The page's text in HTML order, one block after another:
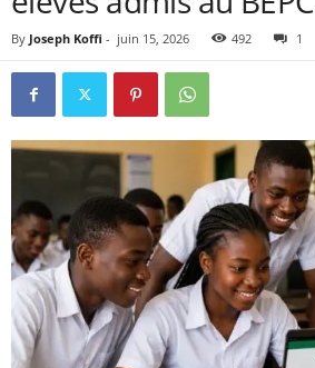
By Joseph Koffi - juin 15, 2026 492 1